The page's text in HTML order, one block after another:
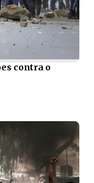
contra o